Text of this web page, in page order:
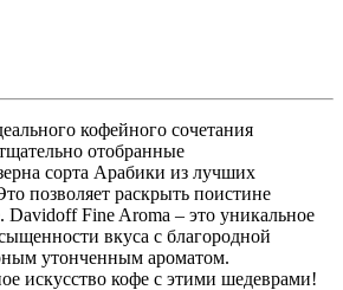
кофейного сочетания
отобранные
сорта Арабики из лучших
позволяет раскрыть поистине
Fine Aroma – это уникальное
вкуса с благородной
утонченным ароматом.
искусство кофе с этими шедеврами!